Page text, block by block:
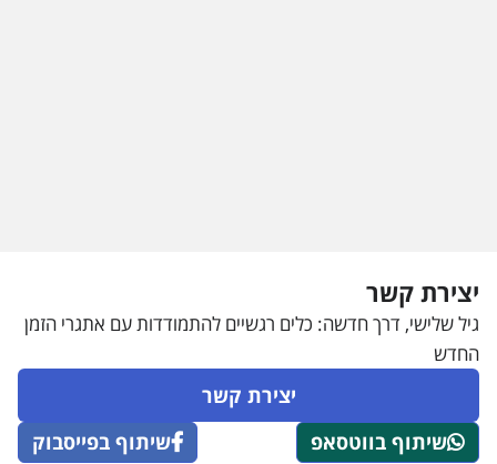
יצירת קשר
גיל שלישי, דרך חדשה: כלים רגשיים להתמודדות עם אתגרי הזמן
החדש
יצירת קשר
שיתוף בווטסאפ
שיתוף בפייסבוק